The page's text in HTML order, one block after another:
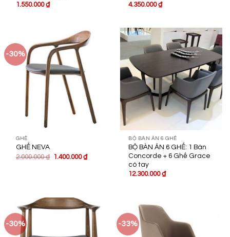
1.550.000₫
4.350.000₫
-30%
GHẾ
GHẾ NEVA
2.000.000₫ 1.400.000₫
BỘ BÀN ĂN 6 GHẾ
BỘ BÀN ĂN 6 GHẾ: 1 Bàn
Concorde + 6 Ghế Grace
có tay
12.300.000₫
-30% -33%